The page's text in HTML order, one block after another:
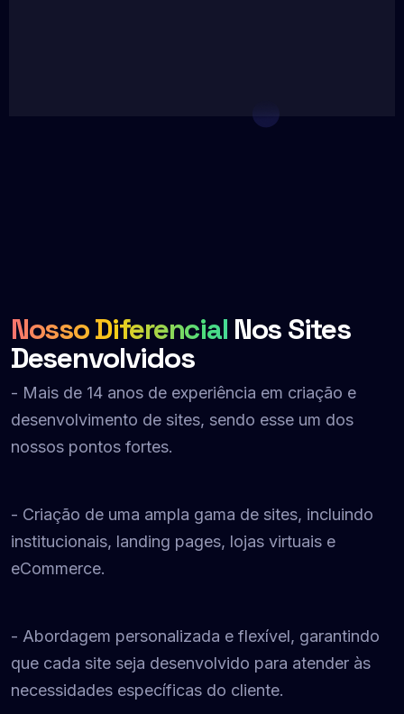
Nosso Diferencial Nos Sites
Desenvolvidos
- Mais de 14 anos de experiência em criação e
desenvolvimento de sites, sendo esse um dos
nossos pontos fortes.
- Criação de uma ampla gama de sites, incluindo
institucionais, landing pages, lojas virtuais e
eCommerce.
- Abordagem personalizada e flexível, garantindo
que cada site seja desenvolvido para atender às
necessidades específicas do cliente.